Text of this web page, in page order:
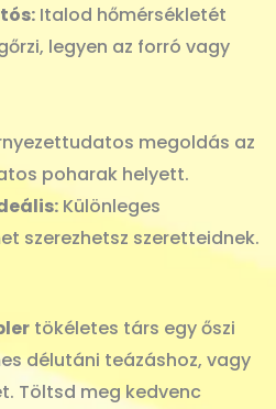
Italod hőmérsékletét
legyen az forró vagy
megoldás az
poharak helyett.
Különleges
szerezhetsz szeretteidnek.
tökéletes társ egy őszi
délutáni teázáshoz, vagy
Töltsd meg kedvenc